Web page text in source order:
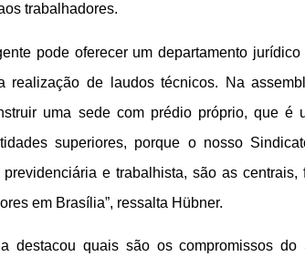
trabalhadores.
pode oferecer um departamento jurídico
de laudos técnicos. Na
uma sede com prédio próprio, que é
superiores, porque o nosso
e trabalhista, são as centrais,
em Brasília”, ressalta Hübner.
destacou quais são os compromissos do